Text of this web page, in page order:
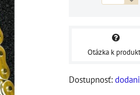
Otázka k
Dostupnosť: